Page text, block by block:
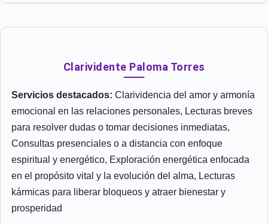
Clarividente Paloma Torres
Servicios destacados: Clarividencia del amor y armonía
emocional en las relaciones personales, Lecturas breves
para resolver dudas o tomar decisiones inmediatas,
Consultas presenciales o a distancia con enfoque
espiritual y energético, Exploración energética enfocada
en el propósito vital y la evolución del alma, Lecturas
kármicas para liberar bloqueos y atraer bienestar y
prosperidad